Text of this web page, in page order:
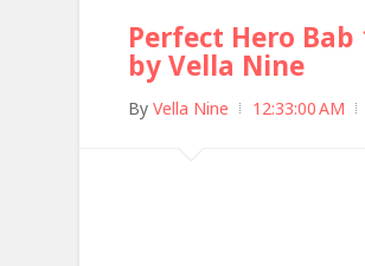
Perfect Hero
by Vella Nine
ByVella Nine 12:33:00 AM